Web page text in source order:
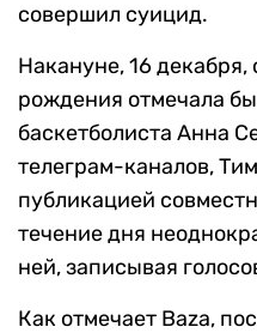
совершил суицид.
Накануне, 16
рождения отмечала
баскетболиста Анна
телеграм-каналов,
публикацией
течение дня
ней, записывая
Как отмечает Baza,